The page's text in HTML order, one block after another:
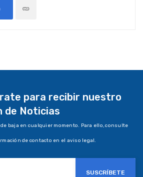
para recibir nuestro
de Noticias
de baja en cualquier momento. Para ello, consulte
de contacto en el aviso legal.
SUSCRÍBETE